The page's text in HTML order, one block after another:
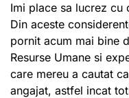
Imi place sa lucrez cu
Din aceste
pornit acum mai bine
Resurse Umane si
care mereu a cautat
angajat, astfel incat